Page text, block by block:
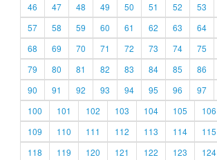
46
47 48 49 50 51 52 53
57
58 59 60 61 62 63 64
68
69 70 71 72 73 74 75
79
80 81 82 83 84 85 86
90
91 92 93 94 95 96 97
100
101 102 103 104 105 106
109
110 111 112 113 114 115
118
119 120 121 122 123 124